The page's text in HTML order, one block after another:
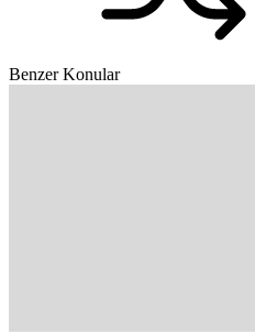
Benzer Konular